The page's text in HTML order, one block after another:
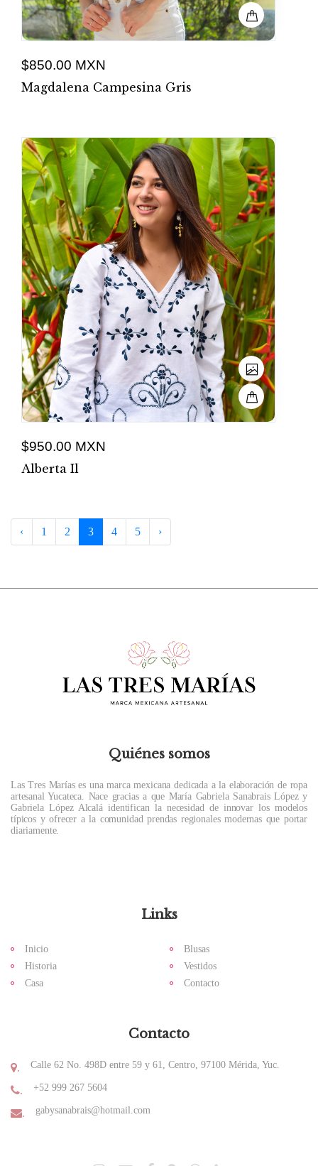
$850.00 MXN
Magdalena Campesina Gris
$950.00 MXN
Alberta Il
‹ 1 2 3 4 5 ›
Quiénes somos
Las Tres Marías es una marca mexicana dedicada a la elaboración de ropa
artesanal Yucateca. Nace gracias a que María Gabriela Sanabrais López y
Gabriela López Alcalá identifican la necesidad de innovar los modelos
típicos y ofrecer a la comunidad prendas regionales modernas que portar
diariamente.
Links
Inicio
Historia
Casa
Blusas
Vestidos
Contacto
Contacto
. Calle 62 No. 498D entre 59 y 61, Centro, 97100 Mérida, Yuc.
. +52 999 267 5604
. gabysanabrais@hotmail.com